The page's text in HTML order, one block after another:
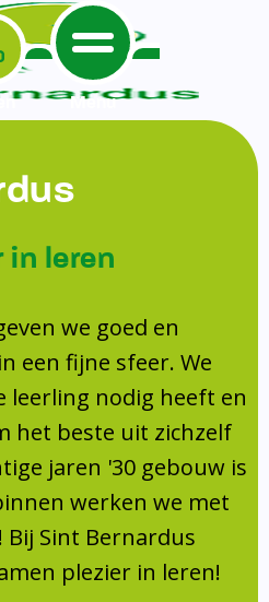
op school
Gezin
(TSO)
(MR)
Menu
in leren
we goed en
een fijne sfeer. We
leerling nodig heeft en
het beste uit zichzelf
jaren '30 gebouw is
werken we met
Sint Bernardus
plezier in leren!